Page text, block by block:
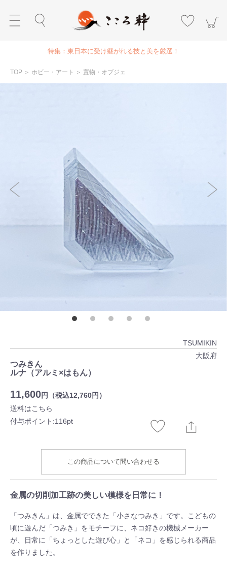
特集：東日本に受け継がれる技と美を厳選！
TOP ＞ ホビー・アート ＞ 置物・オブジェ
TSUMIKIN
大阪府
つみきん
ルナ（アルミ×はもん）
11,600円（税込12,760円）
送料はこちら
付与ポイント:116pt
この商品について問い合わせる
金属の切削加工跡の美しい模様を日常に！
「つみきん」は、金属でできた「小さなつみき」です。こどもの
頃に遊んだ「つみき」をモチーフに、ネコ好きの機械メーカー
が、日常に「ちょっとした遊び心」と「ネコ」を感じられる商品
を作りました。